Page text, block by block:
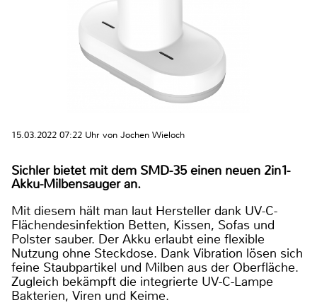
15.03.2022 07:22 Uhr von Jochen Wieloch
Sichler bietet mit dem SMD-35 einen neuen 2in1-
Akku-Milbensauger an.
Mit diesem hält man laut Hersteller dank UV-C-
Flächendesinfektion Betten, Kissen, Sofas und
Polster sauber. Der Akku erlaubt eine flexible
Nutzung ohne Steckdose. Dank Vibration lösen sich
feine Staubpartikel und Milben aus der Oberfläche.
Zugleich bekämpft die integrierte UV-C-Lampe
Bakterien, Viren und Keime.